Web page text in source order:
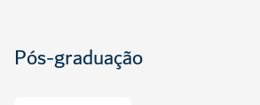
Pós-graduação